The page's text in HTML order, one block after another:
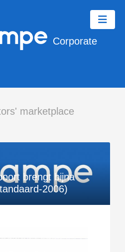
Corporate
marketplace
brengt bijna
2006)